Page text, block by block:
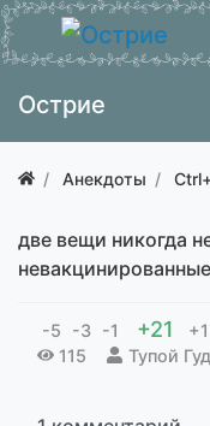
Острие
Анекдоты
две вещи никогда
-5 -3 -1 +21 +1
115
Тупой